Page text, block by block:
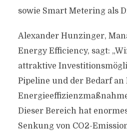
sowie Smart Metering als
Alexander Hunzinger,
Energy Efficiency, sagt:
attraktive
Pipeline und der Bedarf
Dieser Bereich hat
Senkung von CO2-